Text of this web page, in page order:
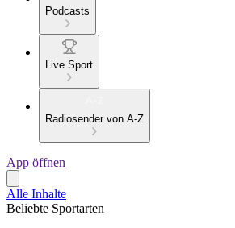
Podcasts
Live Sport
Radiosender von A-Z
App öffnen
Alle Inhalte
Beliebte Sportarten